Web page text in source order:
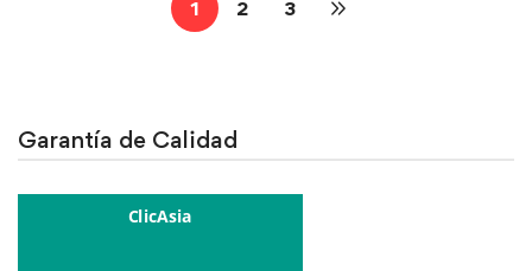
1 2 3
Garantía de Calidad